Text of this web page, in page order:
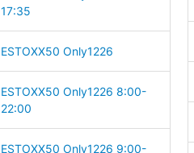
17:35
ESTOXX50 Only1226
ESTOXX50 Only1226 8:00-
22:00
ESTOXX50 Only1226 9:00-